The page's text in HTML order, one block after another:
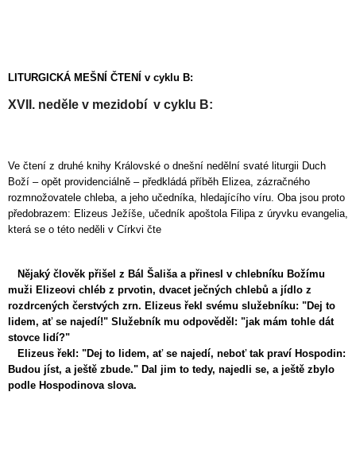
LITURGICKÁ MEŠNÍ ČTENÍ v cyklu B:
XVII. neděle v mezidobí v cyklu B:
Ve čtení z druhé knihy Královské o dnešní nedělní svaté liturgii Duch
Boží – opět providenciálně – předkládá příběh Elizea, zázračného
rozmnožovatele chleba, a jeho učedníka, hledajícího víru. Oba jsou proto
předobrazem: Elizeus Ježíše, učedník apoštola Filipa z úryvku evangelia,
která se o této neděli v Církvi čte
Nějaký člověk přišel z Bál Šališa a přinesl v chlebníku Božímu
muži Elizeovi chléb z prvotin, dvacet ječných chlebů a jídlo z
rozdrcených čerstvých zrn. Elizeus řekl svému služebníku: "Dej to
lidem, ať se najedí!" Služebník mu odpověděl: "jak mám tohle dát
stovce lidí?"
Elizeus řekl: "Dej to lidem, ať se najedí, neboť tak praví Hospodin:
Budou jíst, a ještě zbude." Dal jim to tedy, najedli se, a ještě zbylo
podle Hospodinova slova.